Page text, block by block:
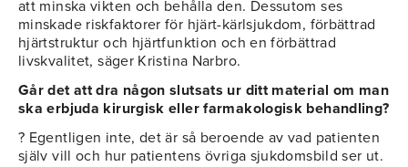
att minska vikten och behålla den. Dessutom ses
minskade riskfaktorer för hjärt-kärlsjukdom, förbättrad
hjärtstruktur och hjärtfunktion och en förbättrad
livskvalitet, säger Kristina Narbro.
Går det att dra någon slutsats ur ditt material om man
ska erbjuda kirurgisk eller farmakologisk behandling?
? Egentligen inte, det är så beroende av vad patienten
själv vill och hur patientens övriga sjukdomsbild ser ut.